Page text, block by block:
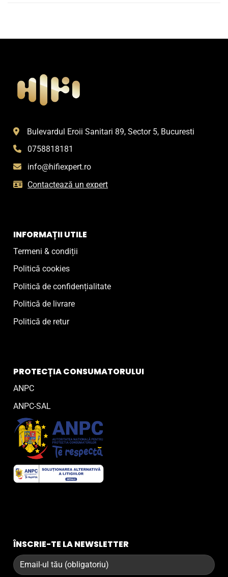
Bulevardul Eroii Sanitari 89, Sector 5, Bucuresti
0758818181
info@hifiexpert.ro
Contactează un expert
INFORMAȚII UTILE
Termeni & condiții
Politică cookies
Politică de confidențialitate
Politică de livrare
Politică de retur
PROTECȚIA CONSUMATORULUI
ANPC
ANPC-SAL
ÎNSCRIE-TE LA NEWSLETTER